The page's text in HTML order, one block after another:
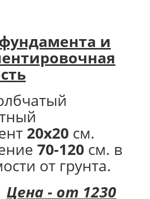
и
20х20 см.
70-120 см. в
от грунта.
Цена - от 1230